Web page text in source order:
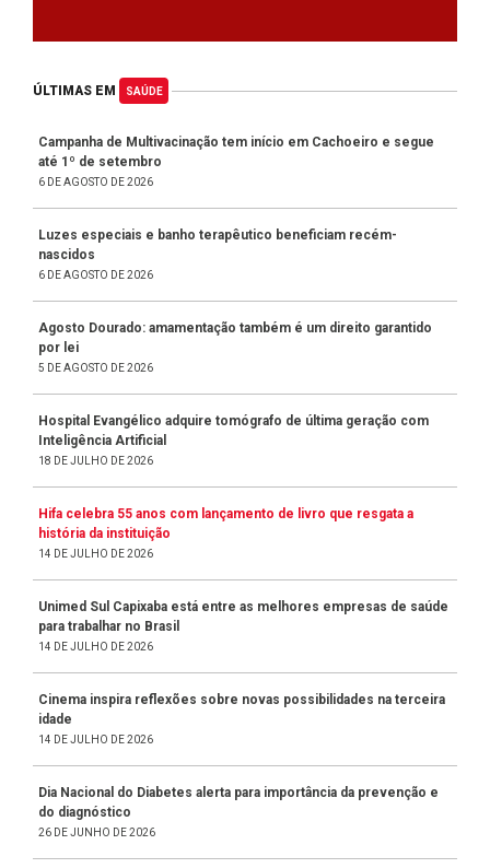
ÚLTIMAS EM SAÚDE
Campanha de Multivacinação tem início em Cachoeiro e segue
até 1º de setembro
6 DE AGOSTO DE 2026
Luzes especiais e banho terapêutico beneficiam recém-
nascidos
6 DE AGOSTO DE 2026
Agosto Dourado: amamentação também é um direito garantido
por lei
5 DE AGOSTO DE 2026
Hospital Evangélico adquire tomógrafo de última geração com
Inteligência Artificial
18 DE JULHO DE 2026
Hifa celebra 55 anos com lançamento de livro que resgata a
história da instituição
14 DE JULHO DE 2026
Unimed Sul Capixaba está entre as melhores empresas de saúde
para trabalhar no Brasil
14 DE JULHO DE 2026
Cinema inspira reflexões sobre novas possibilidades na terceira
idade
14 DE JULHO DE 2026
Dia Nacional do Diabetes alerta para importância da prevenção e
do diagnóstico
26 DE JUNHO DE 2026